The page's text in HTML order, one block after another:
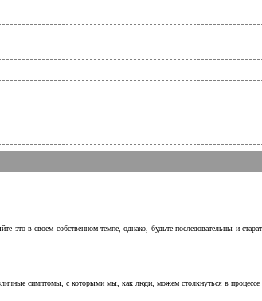
в своем собственном темпе, однако, будьте последовательны и
симптомы, с которыми мы, как люди, можем столкнуться в